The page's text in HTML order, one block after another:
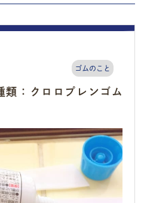
ゴムのこと
：クロロプレンゴム